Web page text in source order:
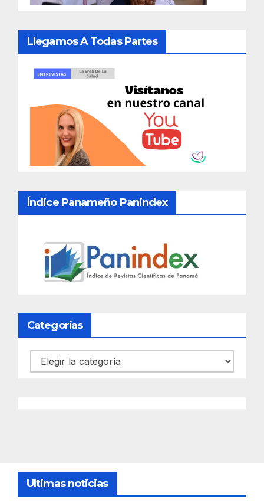
Llegamos A Todas Partes
Índice Panameño Panindex
Categorías
Categorías
Ultimas noticias